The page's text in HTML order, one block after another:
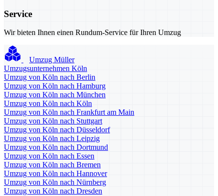
Service
Wir bieten Ihnen einen Rundum-Service für Ihren Umzug
Umzug Müller
Umzugsunternehmen Köln
Umzug von Köln nach Berlin
Umzug von Köln nach Hamburg
Umzug von Köln nach München
Umzug von Köln nach Köln
Umzug von Köln nach Frankfurt am Main
Umzug von Köln nach Stuttgart
Umzug von Köln nach Düsseldorf
Umzug von Köln nach Leipzig
Umzug von Köln nach Dortmund
Umzug von Köln nach Essen
Umzug von Köln nach Bremen
Umzug von Köln nach Hannover
Umzug von Köln nach Nürnberg
Umzug von Köln nach Dresden